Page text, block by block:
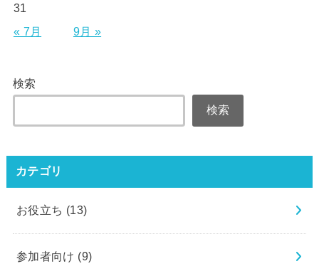
31
« 7月
9月 »
検索
検索
カテゴリ
お役立ち (13)
参加者向け (9)